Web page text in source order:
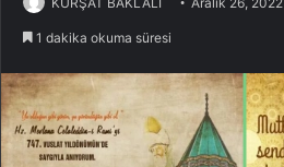
1 dakika okuma süresi